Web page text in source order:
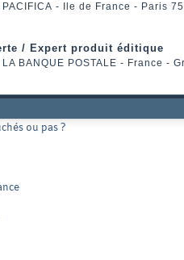
PACIFICA - Ile de France - Paris
/ Expert produit éditique
LA BANQUE POSTALE - France -
ou pas ?